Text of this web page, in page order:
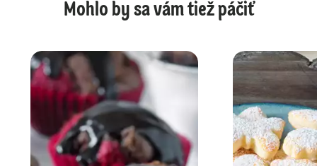
Mohlo by sa vám tiež páčiť